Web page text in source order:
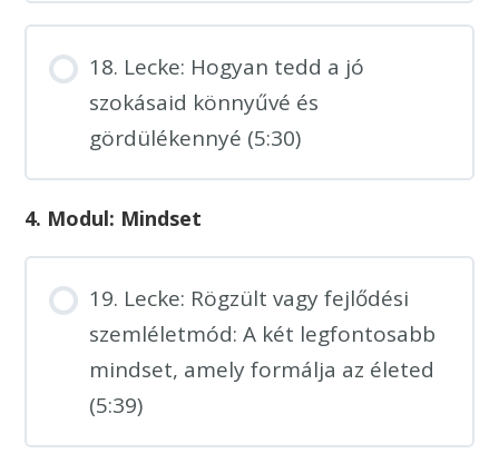
18. Lecke: Hogyan tedd a jó
szokásaid könnyűvé és
gördülékennyé (5:30)
4. Modul: Mindset
19. Lecke: Rögzült vagy fejlődési
szemléletmód: A két legfontosabb
mindset, amely formálja az életed
(5:39)